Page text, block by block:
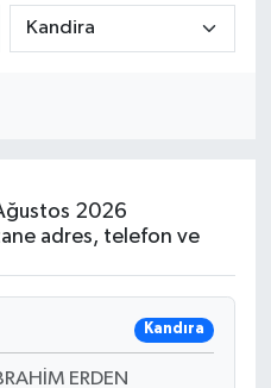
2026
adres, telefon ve
Kandıra
ERDEN